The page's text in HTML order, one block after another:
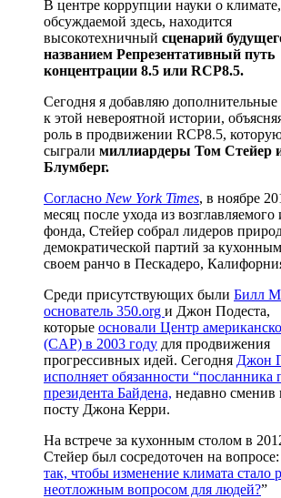
В центре коррупции науки о климате,
обсуждаемой здесь, находится
высокотехничный сценарий
названием Репрезентативный путь
концентрации 8.5 или RCP8.5.
Сегодня я добавляю дополнительные
к этой невероятной истории,
роль в продвижении RCP8.5,
сыграли миллиардеры Том Стейер
Блумберг.
Согласно New York Times, в ноябре
месяц после ухода из
фонда, Стейер собрал лидеров
демократической партий за
своем ранчо в Пескадеро,
Среди присутствующих были Билл
основатель 350.org и Джон Подеста,
которые основали Центр
(CAP) в 2003 году для продвижения
прогрессивных идей. Сегодня Джон
исполняет обязанности “посланника
президента Байдена, недавно сменив
посту Джона Керри.
На встрече за кухонным столом в
Стейер был сосредоточен на вопросе:
так, чтобы изменение климата стало
неотложным вопросом для людей?”